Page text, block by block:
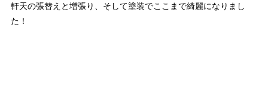
軒天の張替えと増張り、そして塗装でここまで綺麗になりまし
た！